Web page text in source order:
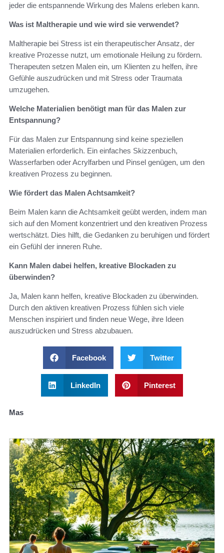
jeder die entspannende Wirkung des Malens erleben kann.
Was ist Maltherapie und wie wird sie verwendet?
Maltherapie bei Stress ist ein therapeutischer Ansatz, der
kreative Prozesse nutzt, um emotionale Heilung zu fördern.
Therapeuten setzen Malen ein, um Klienten zu helfen, ihre
Gefühle auszudrücken und mit Stress oder Traumata
umzugehen.
Welche Materialien benötigt man für das Malen zur
Entspannung?
Für das Malen zur Entspannung sind keine speziellen
Materialien erforderlich. Ein einfaches Skizzenbuch,
Wasserfarben oder Acrylfarben und Pinsel genügen, um den
kreativen Prozess zu beginnen.
Wie fördert das Malen Achtsamkeit?
Beim Malen kann die Achtsamkeit geübt werden, indem man
sich auf den Moment konzentriert und den kreativen Prozess
wertschätzt. Dies hilft, die Gedanken zu beruhigen und fördert
ein Gefühl der inneren Ruhe.
Kann Malen dabei helfen, kreative Blockaden zu
überwinden?
Ja, Malen kann helfen, kreative Blockaden zu überwinden.
Durch den aktiven kreativen Prozess fühlen sich viele
Menschen inspiriert und finden neue Wege, ihre Ideen
auszudrücken und Stress abzubauen.
Facebook Twitter
LinkedIn Pinterest
Mas